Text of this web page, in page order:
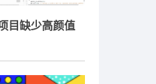
目缺少高颜值